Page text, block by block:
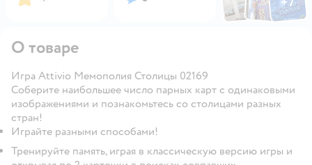
Открыть
О товаре
Игра Attivio Мемополия Столицы 02169
Соберите наибольшее число парных карт с одинаковыми
изображениями и познакомьтесь со столицами разных
стран!
Играйте разными способами!
Тренируйте память, играя в классическую версию игры и